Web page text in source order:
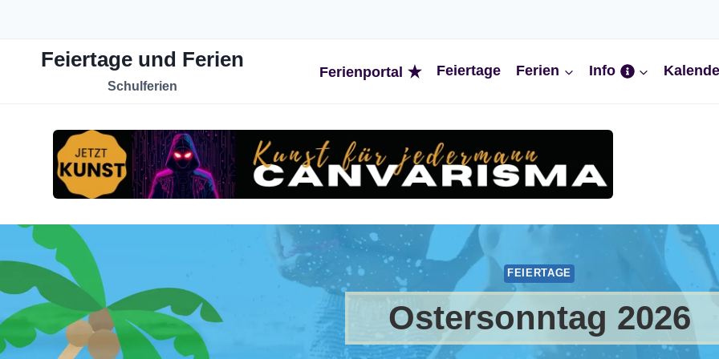
springenFeiertage und Ferien
Schulferien
Ferienportal Feiertage Ferien Info
FEIERTAGE
Ostersonntag 2026